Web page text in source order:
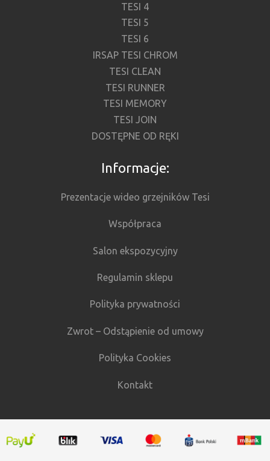
TESI 4
TESI 5
TESI 6
IRSAP TESI CHROM
TESI CLEAN
TESI RUNNER
TESI MEMORY
TESI JOIN
DOSTĘPNE OD RĘKI
Informacje:
Prezentacje wideo grzejników Tesi
Współpraca
Salon ekspozycyjny
Regulamin sklepu
Polityka prywatności
Zwrot – Odstąpienie od umowy
Polityka Cookies
Kontakt